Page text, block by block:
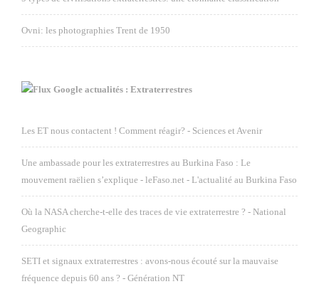
Ovni: les photographies Trent de 1950
Google actualités : Extraterrestres
Les ET nous contactent ! Comment réagir? - Sciences et Avenir
Une ambassade pour les extraterrestres au Burkina Faso : Le
mouvement raëlien s’explique - leFaso.net - L'actualité au Burkina Faso
Où la NASA cherche-t-elle des traces de vie extraterrestre ? - National
Geographic
SETI et signaux extraterrestres : avons-nous écouté sur la mauvaise
fréquence depuis 60 ans ? - Génération NT